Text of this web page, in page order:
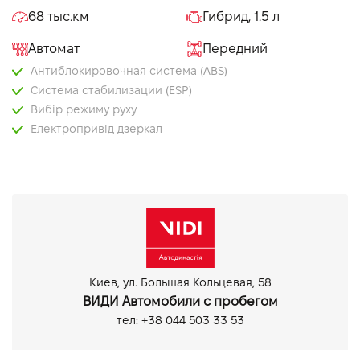
68 тыс.км Гибрид, 1.5 л
Автомат Передний
Антиблокировочная система (ABS)
Система стабилизации (ESP)
Вибір режиму руху
Електропривід дзеркал
Парктронік передній
Киев, ул. Большая Кольцевая, 58
ВИДИ Автомобили с пробегом
тел: +38 044 503 33 53